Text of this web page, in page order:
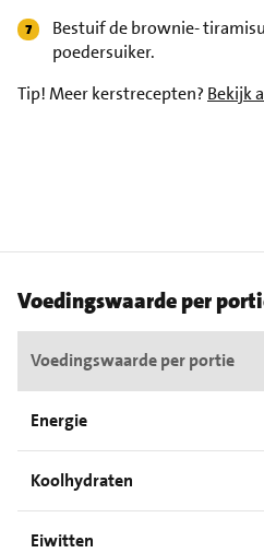
Bestuif de brownie-
poedersuiker.
Tip!Meer kerstrecepten? Bekijk
Voedingswaarde per
Voedingswaarde per portie
Energie
Koolhydraten
Eiwitten